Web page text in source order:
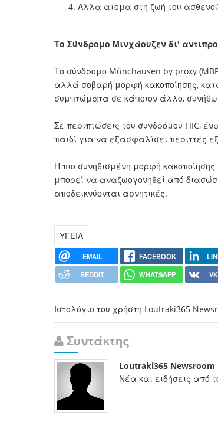
Άλλα άτομα στη ζωή του
Το Σύνδρομο Μινχάουζεν δι'
Το σύνδρομο Münchausen by proxy
αλλά σοβαρή μορφή κακοποίησης,
συμπτώματα σε κάποιον άλλο,
Σε περιπτώσεις του συνδρόμου FIIC,
παιδί για να εξασφαλίσει περιττές
Η πιο συνηθισμένη μορφή
μπορεί να αναζωογονηθεί από
αποδεικνύονται αρνητικές.
ΥΓΕΙΑ
EMAIL FACEBOOK
REDDIT
WHATSAPP
Ιστολόγιο του χρήστη Loutraki365
Συντάκτης
Loutraki365 Newsroom
Νέα και ειδήσεις από